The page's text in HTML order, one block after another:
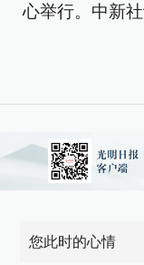
心举行。中新
您此时的心情